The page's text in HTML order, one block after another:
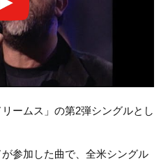
ームス」の第2弾シングルとし
参加した曲で、全米シングル